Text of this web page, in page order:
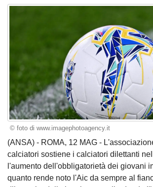
© foto di www.imagephotoagency.it
(ANSA) - ROMA, 12 MAG -
calciatori sostiene i calciatori dilettanti
l'aumento dell'obbligatorietà dei giovani
quanto rende noto l'Aic da sempre al